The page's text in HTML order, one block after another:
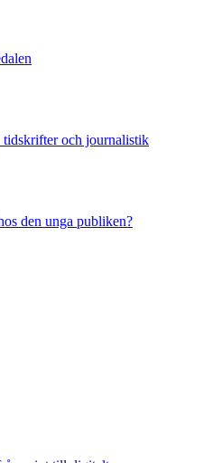
tidskrifter och journalistik
den unga publiken?